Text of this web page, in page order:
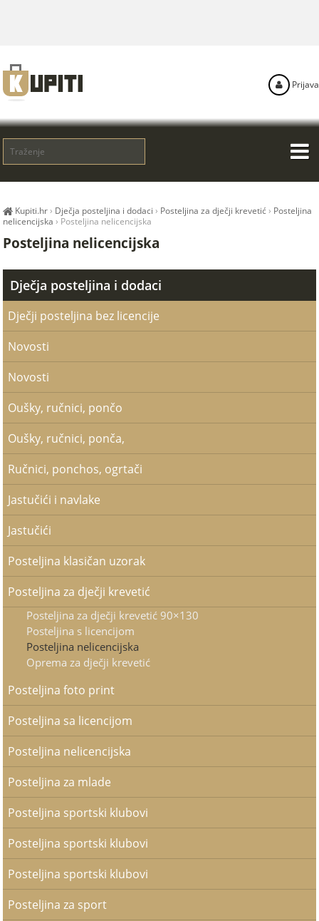
Kupiti.hr› Dječja posteljina i dodaci › Posteljina za dječji krevetić › Posteljina
nelicencijska › Posteljina nelicencijska
Posteljina nelicencijska
Dječja posteljina i dodaci
Dječji posteljina bez licencije
Novosti
Novosti
Oušky, ručnici, pončo
Oušky, ručnici, ponča,
Ručnici, ponchos, ogrtači
Jastučići i navlake
Jastučići
Posteljina klasičan uzorak
Posteljina za dječji krevetić
Posteljina za dječji krevetić 90×130
Posteljina s licencijom
Posteljina nelicencijska
Oprema za dječji krevetić
Posteljina foto print
Posteljina sa licencijom
Posteljina nelicencijska
Posteljina za mlade
Posteljina sportski klubovi
Posteljina sportski klubovi
Posteljina sportski klubovi
Posteljina za sport
Prijava